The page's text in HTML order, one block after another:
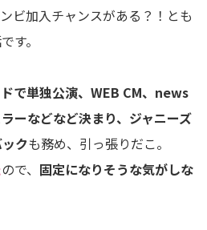
ビ加入チャンスがある？！とも
す。
で単独公演、WEB CM、news
ーなどなど決まり、ジャニーズ
クも務め、引っ張りだこ。
ので、 固定になりそうな気がしな